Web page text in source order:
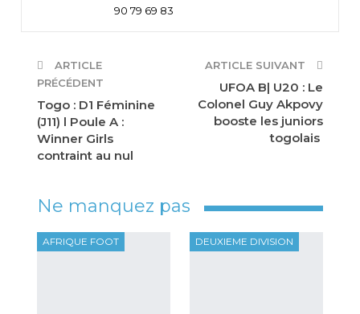
90 79 69 83
ARTICLE
PRÉCÉDENT
Togo : D1 Féminine
(J11) l Poule A :
Winner Girls
contraint au nul
ARTICLE SUIVANT
UFOA B| U20 : Le
Colonel Guy Akpovy
booste les juniors
togolais
Ne manquez pas
AFRIQUE FOOT DEUXIEME DIVISION